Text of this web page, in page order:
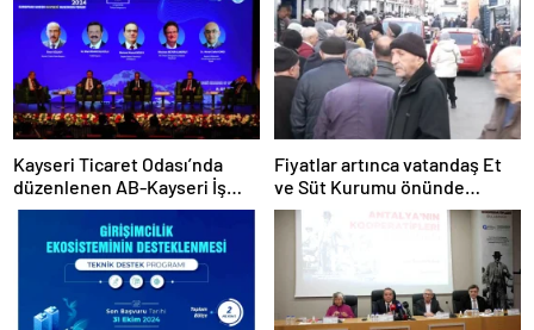
Kayseri Ticaret Odası’nda
düzenlenen AB-Kayseri İş
Forumu’nda yeşil dönüşüm
ve dijitalleşme vurgusu
yapıldı
Fiyatlar artınca vatandaş Et
ve Süt Kurumu önünde
kuyruk oldu